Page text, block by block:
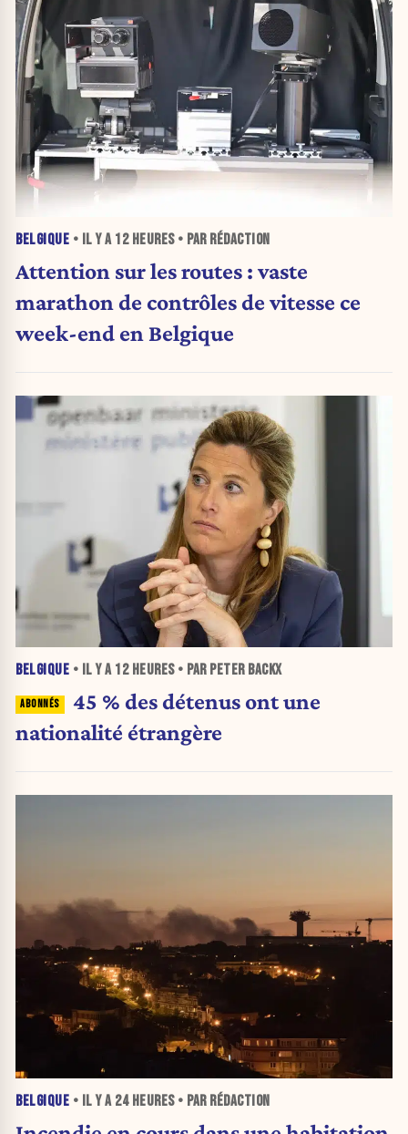
BELGIQUE • IL Y A 12 HEURES• PAR RÉDACTION
Attention sur les routes : vaste
marathon de contrôles de vitesse ce
week-end en Belgique
BELGIQUE • IL Y A 12 HEURES• PAR PETER BACKX
45 % des détenus ont une
nationalité étrangère
BELGIQUE • IL Y A 24 HEURES• PAR RÉDACTION